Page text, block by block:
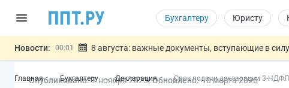
Бухгалтеру Юристу
Новости: 00:01 8 августа: важные документы, вступающие в
07.08 Дистанционную работу беременных пропишут в ТК
Главная Бухгалтеру Декларация Срок подачи декларации 3-НДФЛ
Опубликовано: 7 ноября2023 Обновлено: 10 марта2026